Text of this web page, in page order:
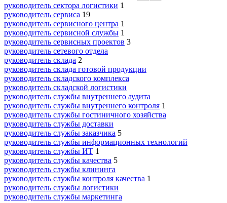
руководитель сектора логистики 1
руководитель сервиса 19
руководитель сервисного центра 1
руководитель сервисной службы 1
руководитель сервисных проектов 3
руководитель сетевого отдела
руководитель склада 2
руководитель склада готовой продукции
руководитель складского комплекса
руководитель складской логистики
руководитель службы внутреннего аудита
руководитель службы внутреннего контроля 1
руководитель службы гостиничного хозяйства
руководитель службы доставки
руководитель службы заказчика 5
руководитель службы информационных технологий
руководитель службы ИТ 1
руководитель службы качества 5
руководитель службы клининга
руководитель службы контроля качества 1
руководитель службы логистики
руководитель службы маркетинга